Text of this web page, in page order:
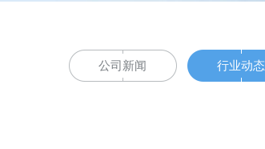
公司新闻 行业动态